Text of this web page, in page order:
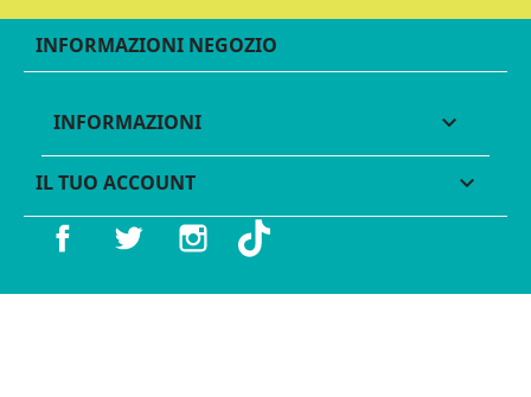
INFORMAZIONI NEGOZIO
INFORMAZIONI 
IL TUO ACCOUNT 
Facebook Twitter Instagram